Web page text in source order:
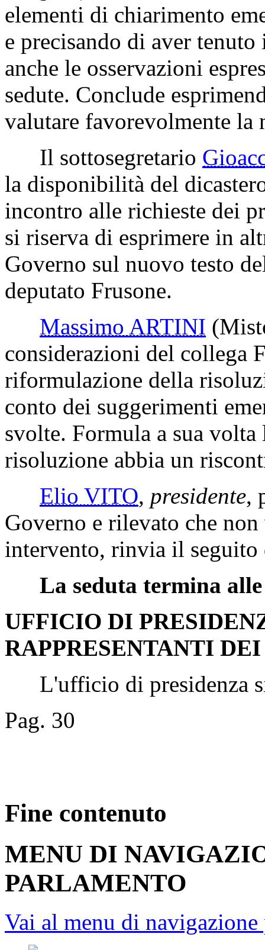
elementi di chiarimento
e precisando di aver
anche le osservazioni
sedute. Conclude
valutare favorevolmente la
Il sottosegretario
la disponibilità del
incontro alle richieste dei
si riserva di esprimere in
Governo sul nuovo testo
deputato Frusone.
Massimo ARTINI
considerazioni del collega
riformulazione della
conto dei suggerimenti
svolte. Formula a sua
risoluzione abbia un
Elio VITO, presidente,
Governo e rilevato che
intervento, rinvia il seguito
La seduta termina
UFFICIO DI
RAPPRESENTANTI
L'ufficio di presidenza
Pag. 30
Fine contenuto
MENU DI
PARLAMENTO
Vai al menu di